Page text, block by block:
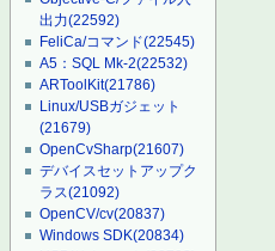
出力(22592)
FeliCa/コマンド(22545)
A5：SQL Mk-2(22532)
ARToolKit(21786)
Linux/USBガジェット
(21679)
OpenCvSharp(21607)
デバイスセットアップク
ラス(21092)
OpenCV/cv(20837)
Windows SDK(20834)